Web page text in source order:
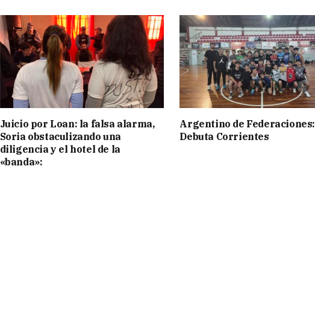
Juicio por Loan: la falsa alarma,
Soria obstaculizando una
diligencia y el hotel de la
«banda»:
Argentino de Federaciones:
Debuta Corrientes